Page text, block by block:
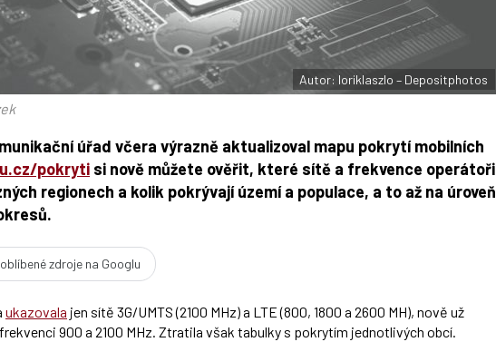
Autor: loriklaszlo – Depositphotos
úřad včera výrazně aktualizoval mapu pokrytí mobilních
pokryti si nově můžete ověřit, které sítě a frekvence operátoři
regionech a kolik pokrývají území a populace, a to až na úroveň
zdroje na Googlu
ukazovala jen sítě 3G/UMTS (2100 MHz) a LTE (800, 1800 a 2600 MH), nově už
900 a 2100 MHz. Ztratila však tabulky s pokrytím jednotlivých obcí.